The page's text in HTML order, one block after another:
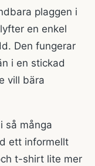
plaggen i
en enkel
Den fungerar
i en stickad
vill bära
så många
ett informellt
t-shirt lite mer